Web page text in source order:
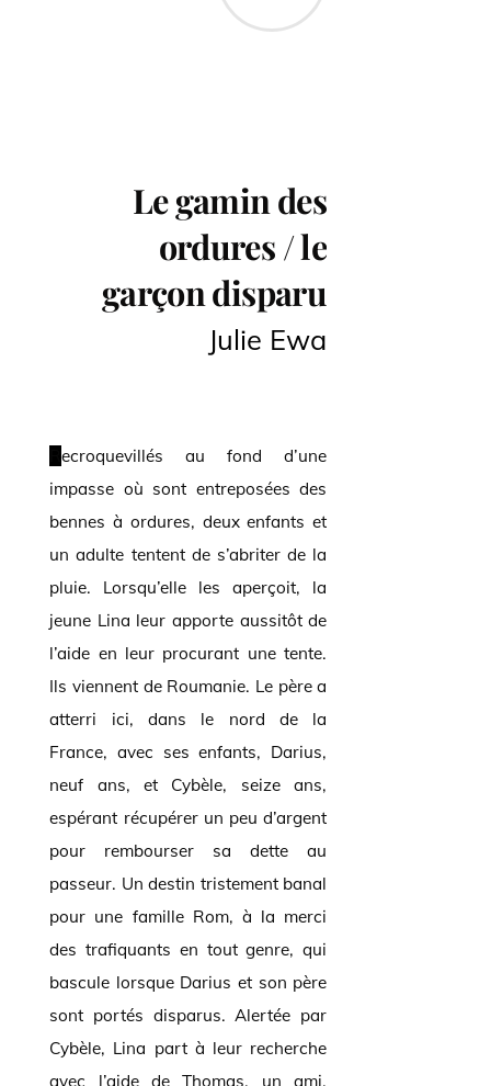
Le gamin des
ordures / le
garçon disparu
Julie Ewa
Recroquevillés au fond d’une
impasse où sont entreposées des
bennes à ordures, deux enfants et
un adulte tentent de s’abriter de la
pluie. Lorsqu’elle les aperçoit, la
jeune Lina leur apporte aussitôt de
l’aide en leur procurant une tente.
Ils viennent de Roumanie. Le père a
atterri ici, dans le nord de la
France, avec ses enfants, Darius,
neuf ans, et Cybèle, seize ans,
espérant récupérer un peu d’argent
pour rembourser sa dette au
passeur. Un destin tristement banal
pour une famille Rom, à la merci
des trafiquants en tout genre, qui
bascule lorsque Darius et son père
sont portés disparus. Alertée par
Cybèle, Lina part à leur recherche
avec l’aide de Thomas, un ami,